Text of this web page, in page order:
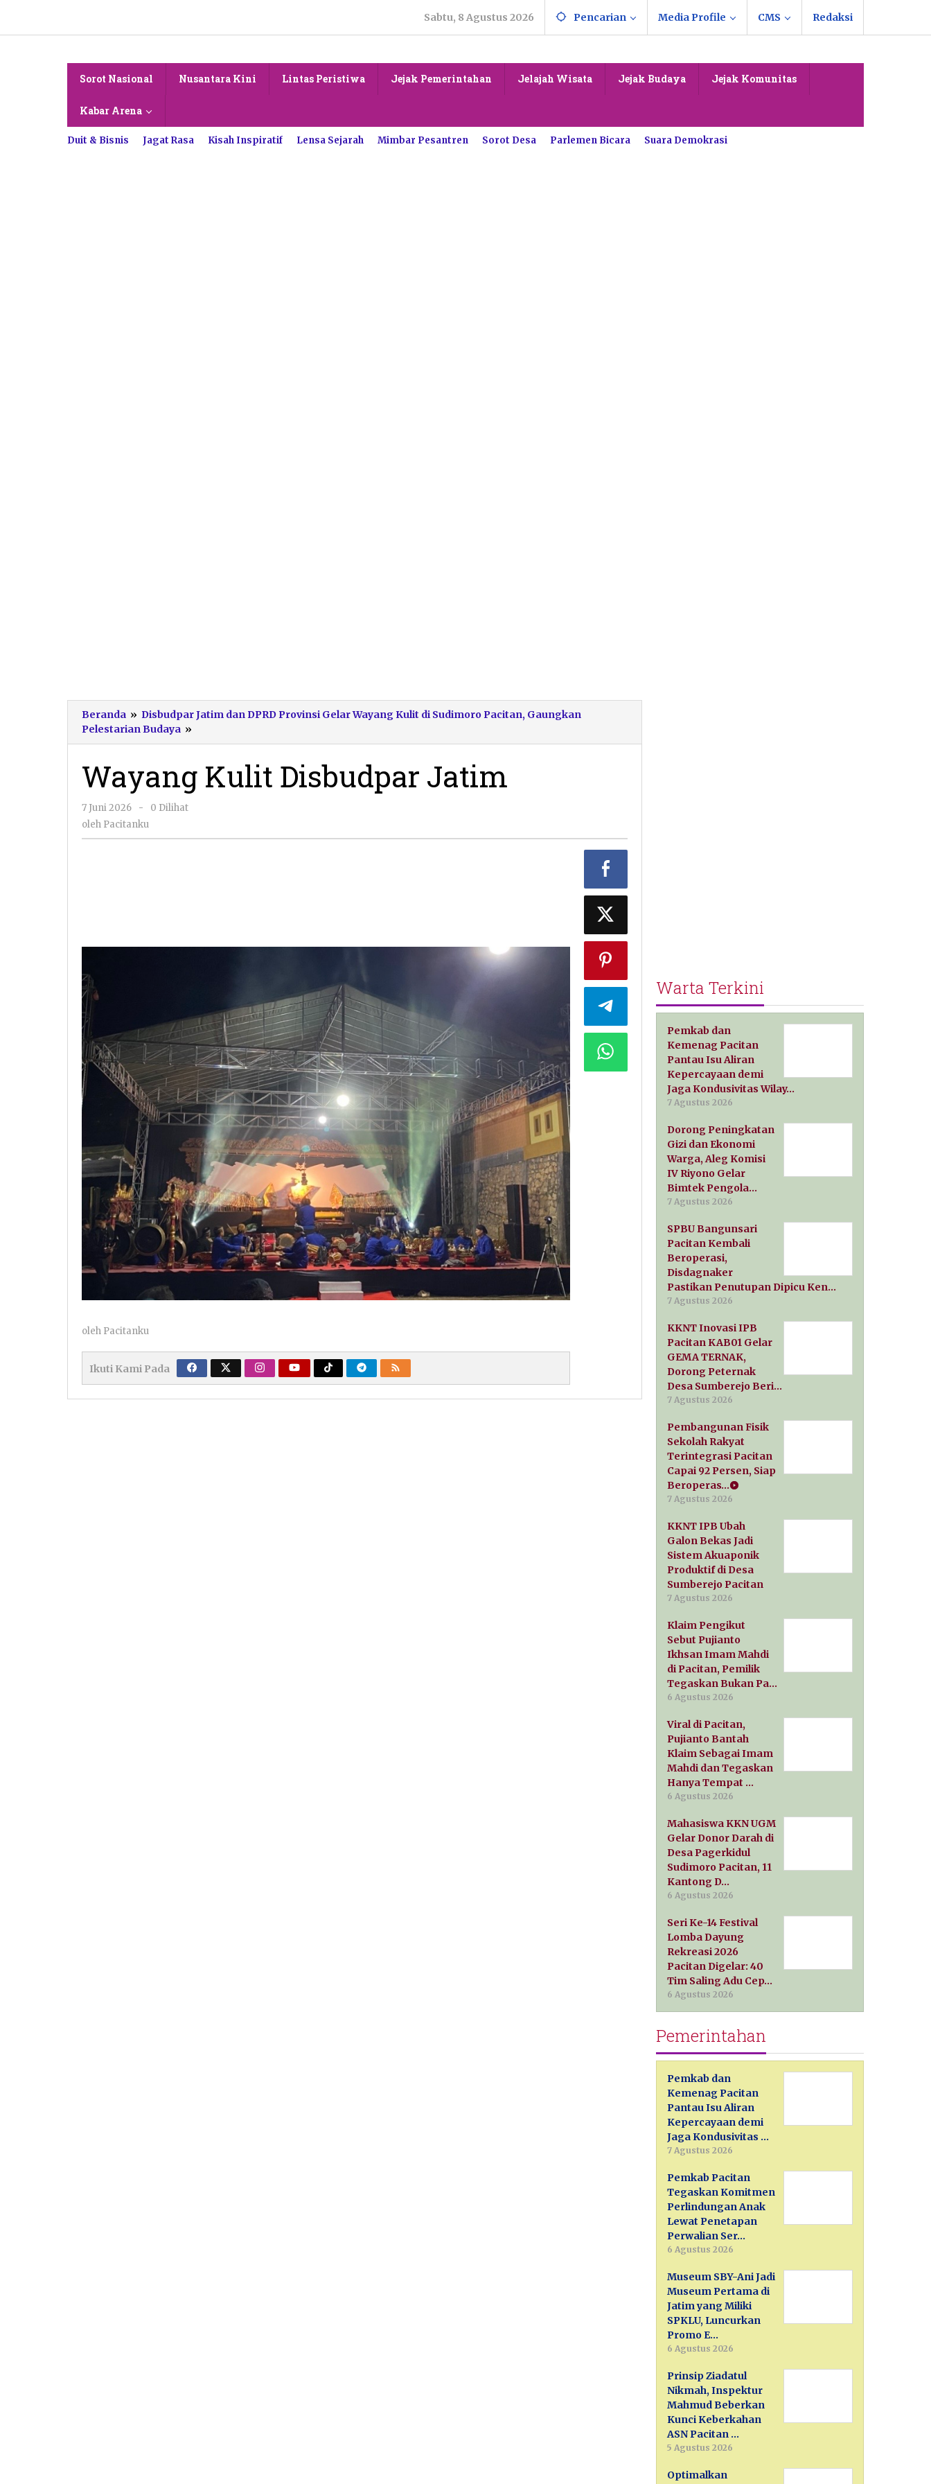
konten
Sabtu, 8 Agustus 2026 Pencarian Media Profile CMS Redaksi
Sorot Nasional Nusantara Kini Lintas Peristiwa Jejak Pemerintahan Jelajah Wisata Jejak Budaya Jejak Komunitas
Kabar Arena
Duit & Bisnis Jagat Rasa Kisah Inspiratif Lensa Sejarah Mimbar Pesantren Sorot Desa Parlemen Bicara Suara Demokrasi
Beranda » Disbudpar Jatim dan DPRD Provinsi Gelar Wayang Kulit di Sudimoro Pacitan, Gaungkan
Pelestarian Budaya »
Kulit
Jatim
Wayang Kulit Disbudpar Jatim
7 Juni 2026
oleh
Pacitanku
-
0 Dilihat
oleh Pacitanku
oleh Pacitanku
Ikuti Kami Pada
Warta Terkini
Pemkab dan
Kemenag Pacitan
Pantau Isu Aliran
Kepercayaan demi
Jaga Kondusivitas Wilay…
7 Agustus 2026
Dorong Peningkatan
Gizi dan Ekonomi
Warga, Aleg Komisi
IV Riyono Gelar
Bimtek Pengola…
7 Agustus 2026
SPBU Bangunsari
Pacitan Kembali
Beroperasi,
Disdagnaker
Pastikan Penutupan Dipicu Ken…
7 Agustus 2026
KKNT Inovasi IPB
Pacitan KAB01 Gelar
GEMA TERNAK,
Dorong Peternak
Desa Sumberejo Beri…
7 Agustus 2026
Pembangunan Fisik
Sekolah Rakyat
Terintegrasi Pacitan
Capai 92 Persen, Siap
Beroperas…
7 Agustus 2026
KKNT IPB Ubah
Galon Bekas Jadi
Sistem Akuaponik
Produktif di Desa
Sumberejo Pacitan
7 Agustus 2026
Klaim Pengikut
Sebut Pujianto
Ikhsan Imam Mahdi
di Pacitan, Pemilik
Tegaskan Bukan Pa…
6 Agustus 2026
Viral di Pacitan,
Pujianto Bantah
Klaim Sebagai Imam
Mahdi dan Tegaskan
Hanya Tempat …
6 Agustus 2026
Mahasiswa KKN UGM
Gelar Donor Darah di
Desa Pagerkidul
Sudimoro Pacitan, 11
Kantong D…
6 Agustus 2026
Seri Ke-14 Festival
Lomba Dayung
Rekreasi 2026
Pacitan Digelar: 40
Tim Saling Adu Cep…
6 Agustus 2026
Pemerintahan
Pemkab dan
Kemenag Pacitan
Pantau Isu Aliran
Kepercayaan demi
Jaga Kondusivitas …
7 Agustus 2026
Pemkab Pacitan
Tegaskan Komitmen
Perlindungan Anak
Lewat Penetapan
Perwalian Ser…
6 Agustus 2026
Museum SBY-Ani Jadi
Museum Pertama di
Jatim yang Miliki
SPKLU, Luncurkan
Promo E…
6 Agustus 2026
Prinsip Ziadatul
Nikmah, Inspektur
Mahmud Beberkan
Kunci Keberkahan
ASN Pacitan …
5 Agustus 2026
Optimalkan